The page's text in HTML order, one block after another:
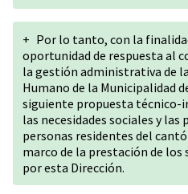
+ Por lo tanto, con la
oportunidad de respuesta al
la gestión administrativa de
Humano de la Municipalidad
siguiente propuesta
las necesidades sociales y
personas residentes del
marco de la prestación de
por esta Dirección.